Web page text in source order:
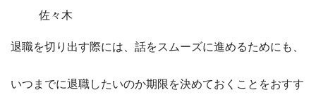
佐々木
退職を切り出す際には、話をスムーズに進めるためにも、
いつまでに退職したいのか期限を決めておくことをおすす